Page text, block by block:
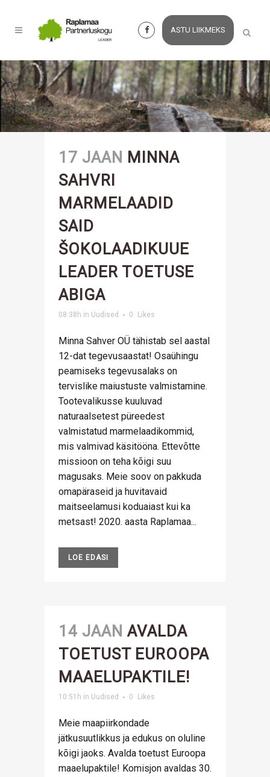
ASTU LIIKMEKS
17 JAAN MINNA
SAHVRI
MARMELAADID
SAID
ŠOKOLAADIKUUE
LEADER TOETUSE
ABIGA
08:38h in Uudised 0 Likes
Minna Sahver OÜ tähistab sel aastal
12-dat tegevusaastat! Osaühingu
peamiseks tegevusalaks on
tervislike maiustuste valmistamine.
Tootevalikusse kuuluvad
naturaalsetest püreedest
valmistatud marmelaadikommid,
mis valmivad käsitööna. Ettevõtte
missioon on teha kõigi suu
magusaks. Meie soov on pakkuda
omapäraseid ja huvitavaid
maitseelamusi koduaiast kui ka
metsast! 2020. aasta Raplamaa...
LOE EDASI
14 JAAN AVALDA
TOETUST EUROOPA
MAAELUPAKTILE!
10:51h in Uudised 0 Likes
Meie maapiirkondade
jätkusuutlikkus ja edukus on oluline
kõigi jaoks. Avalda toetust Euroopa
maaelupaktile! Komisjon avaldas 30.